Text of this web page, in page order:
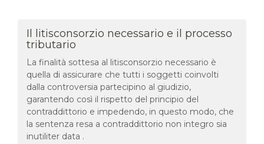
Il litisconsorzio necessario e il processo
tributario
La finalità sottesa al litisconsorzio necessario è
quella di assicurare che tutti i soggetti coinvolti
dalla controversia partecipino al giudizio,
garantendo così il rispetto del principio del
contraddittorio e impedendo, in questo modo, che
la sentenza resa a contraddittorio non integro sia
inutiliter data .